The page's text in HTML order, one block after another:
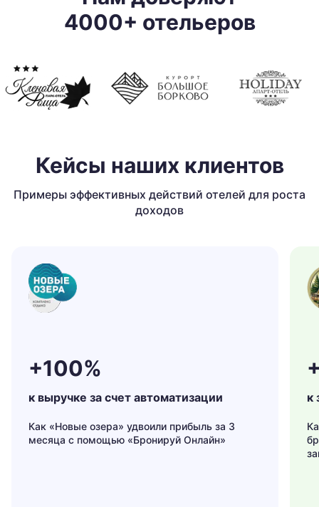
4000+ отельеров
Кейсы наших клиентов
Примеры эффективных действий отелей для роста
доходов
+100%
к выручке за счет автоматизации
Как «Новые озера» удвоили прибыль за 3
месяца с помощью «Бронируй Онлайн»